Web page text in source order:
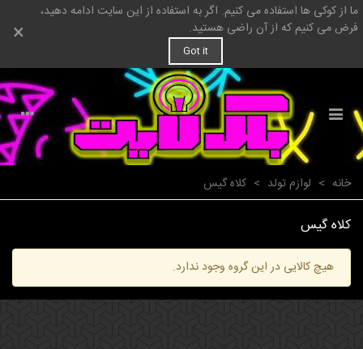
ما از کوکی ها استفاده می کنیم. اگر به استفاده از این سایت ادامه دهید،
فرض می کنیم که از آن راضی هستید.
Got it
×
خانه > لوازم تولد > کلاه گیس
کلاه گیس
هیچ کالایی در این گروه وجود ندارد.